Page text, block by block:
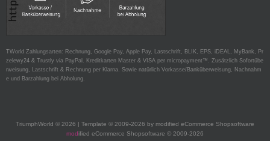
TWorld Zahlungsarten: Rechnung, Google Pay, Apple Pay, Lastschrift, BLIK, EPS, iDEAL, MyBank, Pr
zelewy24 & Trustly via PayPal. Kreditkarten Master & VISA per micropayment™. Zusätzlich Sofortübe
rweisung, Lastschrift & Rechnung per Klarna. Sowie natürlich Vorkasse/Banküberweisung, Nachnahm
e und Barzahlung bei Abholung.
TriumphWorld © 2026 | Template © 2009-2026 by modified eCommerce Shopsoftware
modified eCommerce Shopsoftware © 2009-2026